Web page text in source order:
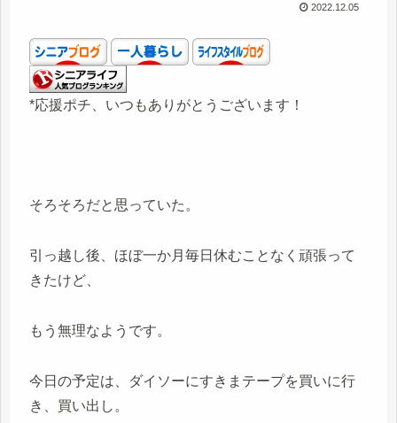
2022.12.05
*応援ポチ、いつもありがとうございます！
そろそろだと思っていた。
引っ越し後、ほぼ一か月毎日休むことなく頑張って
きたけど、
もう無理なようです。
今日の予定は、ダイソーにすきまテープを買いに行
き、買い出し。